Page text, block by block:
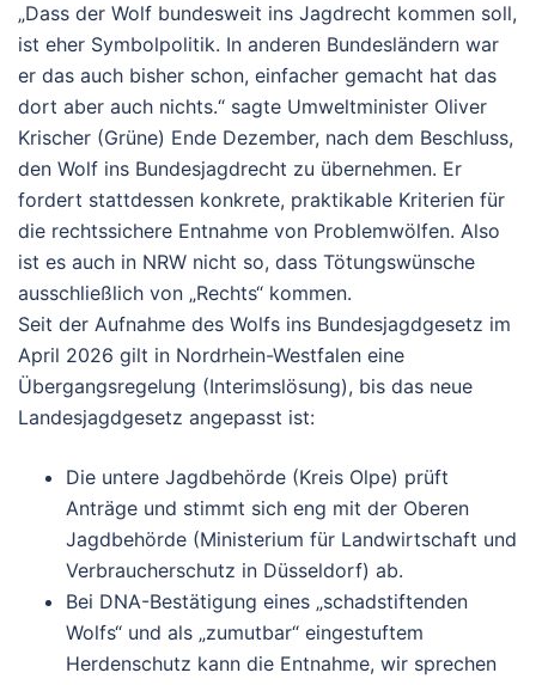
„Dass der Wolf bundesweit ins Jagdrecht kommen soll,
ist eher Symbolpolitik. In anderen Bundesländern war
er das auch bisher schon, einfacher gemacht hat das
dort aber auch nichts.“ sagte Umweltminister Oliver
Krischer (Grüne) Ende Dezember, nach dem Beschluss,
den Wolf ins Bundesjagdrecht zu übernehmen. Er
fordert stattdessen konkrete, praktikable Kriterien für
die rechtssichere Entnahme von Problemwölfen. Also
ist es auch in NRW nicht so, dass Tötungswünsche
ausschließlich von „Rechts“ kommen.
Seit der Aufnahme des Wolfs ins Bundesjagdgesetz im
April 2026 gilt in Nordrhein-Westfalen eine
Übergangsregelung (Interimslösung), bis das neue
Landesjagdgesetz angepasst ist:
Die untere Jagdbehörde (Kreis Olpe) prüft
Anträge und stimmt sich eng mit der Oberen
Jagdbehörde (Ministerium für Landwirtschaft und
Verbraucherschutz in Düsseldorf) ab.
Bei DNA-Bestätigung eines „schadstiftenden
Wolfs“ und als „zumutbar“ eingestuftem
Herdenschutz kann die Entnahme, wir sprechen